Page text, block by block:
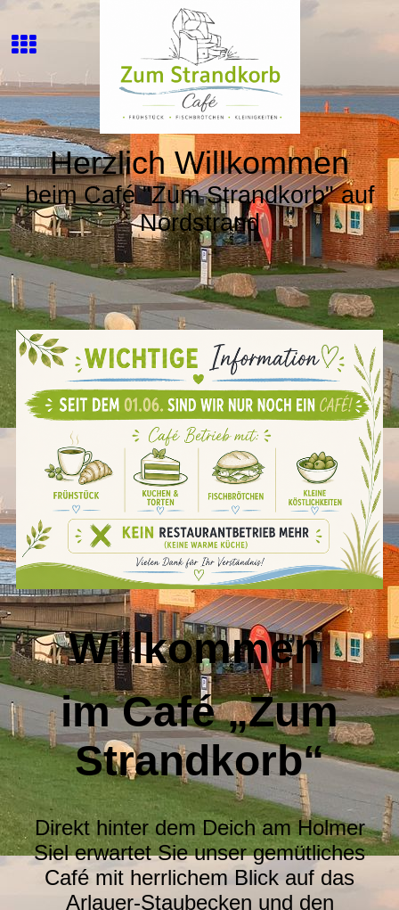
Herzlich Willkommen
beim Café "Zum Strandkorb" auf
Nordstrand
Willkommen
im Café „Zum
Strandkorb“
Direkt hinter dem Deich am Holmer
Siel erwartet Sie unser gemütliches
Café mit herrlichem Blick auf das
Arlauer-Staubecken und den